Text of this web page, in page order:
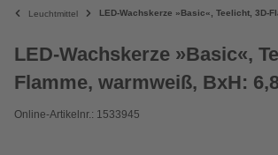
Leuchtmittel LED-Wachskerze »Basic«, Teelicht, 3D-
LED-Wachskerze »Basic«,
Flamme, warmweiß, BxH:
Online-Artikelnr.: 1533945